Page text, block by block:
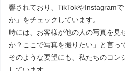
響されており、TikTokやInstagram
か」をチェックしています。
時には、お客様が他の人の写真を見
か？ここで写真を撮りたい」と言っ
そのような要望にも、私たちのコン